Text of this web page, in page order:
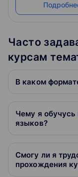
Часто
курсам
В каком
Чему я
языков?
Смогу ли я
прохождения